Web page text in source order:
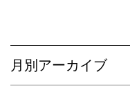
月別アーカイブ